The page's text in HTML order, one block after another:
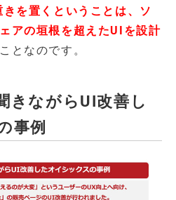
を置くということは、ソ
アの垣根を超えたUIを設計
となのです。
きながらUI改善し
事例